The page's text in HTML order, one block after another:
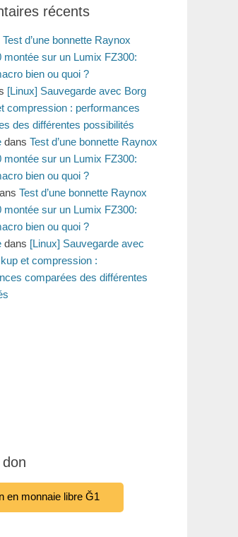
récents
Test d’une bonnette Raynox
montée sur un Lumix FZ300:
bien ou quoi ?
[Linux] Sauvegarde avec Borg
compression : performances
des différentes possibilités
dans Test d’une bonnette Raynox
montée sur un Lumix FZ300:
bien ou quoi ?
Test d’une bonnette Raynox
montée sur un Lumix FZ300:
bien ou quoi ?
dans [Linux] Sauvegarde avec
et compression :
comparées des différentes
en monnaie libre Ğ1